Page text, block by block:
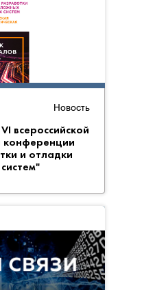
Новость
всероссийской
конференции
и отладки